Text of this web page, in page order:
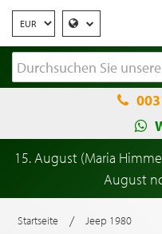
15. August (Maria
August
Startseite / Jeep 1980